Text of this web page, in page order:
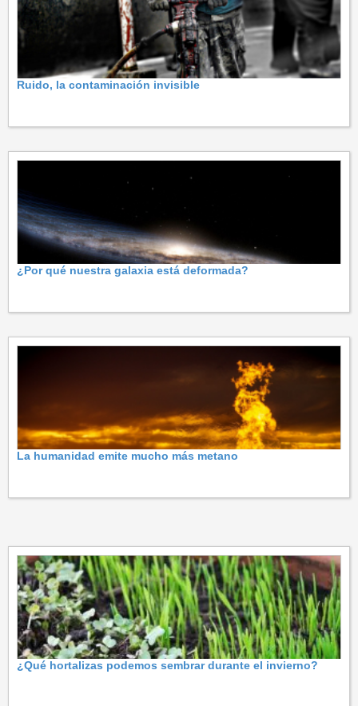
Ruido, la contaminación invisible
¿Por qué nuestra galaxia está deformada?
La humanidad emite mucho más metano
¿Qué hortalizas podemos sembrar durante el invierno?